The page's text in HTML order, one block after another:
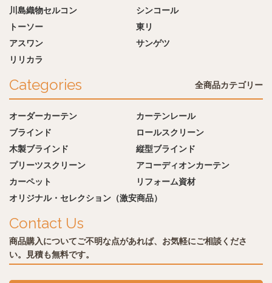
川島織物セルコン
シンコール
トーソー
東リ
アスワン
サンゲツ
リリカラ
Categories 全商品カテゴリー
オーダーカーテン
カーテンレール
ブラインド
ロールスクリーン
木製ブラインド
縦型ブラインド
プリーツスクリーン
アコーディオンカーテン
カーペット
リフォーム資材
オリジナル・セレクション（激安商品）
Contact Us
商品購入についてご不明な点があれば、お気軽にご相談くださ
い。見積も無料です。